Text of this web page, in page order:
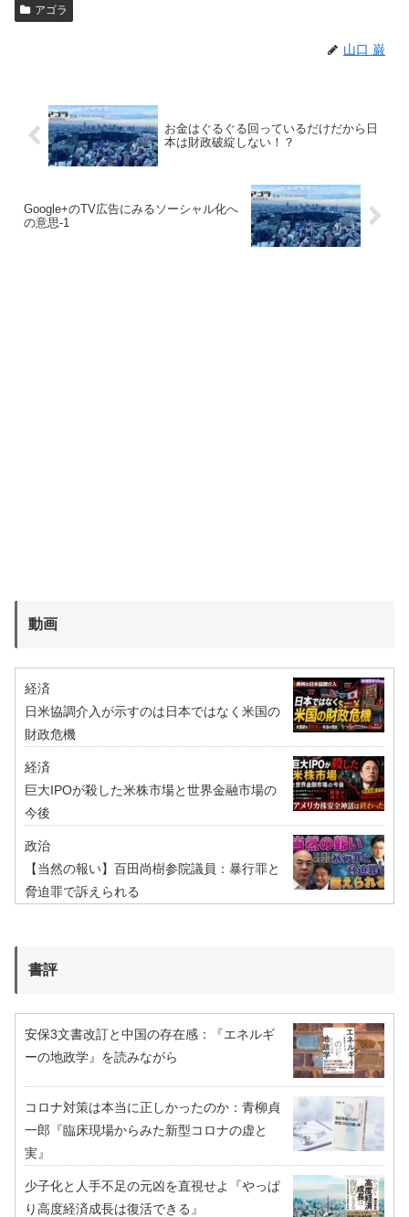
アゴラ
山口 巌
お金はぐるぐる回っているだけだから日
本は財政破綻しない！？
Google+のTV広告にみるソーシャル化へ
の意思-1
動画
経済
日米協調介入が示すのは日本ではなく米国の
財政危機
経済
巨大IPOが殺した米株市場と世界金融市場の
今後
政治
【当然の報い】百田尚樹参院議員：暴行罪と
脅迫罪で訴えられる
書評
安保3文書改訂と中国の存在感：『エネルギ
ーの地政学』を読みながら
コロナ対策は本当に正しかったのか：青柳貞
一郎『臨床現場からみた新型コロナの虚と
実』
少子化と人手不足の元凶を直視せよ『やっぱ
り高度経済成長は復活できる』